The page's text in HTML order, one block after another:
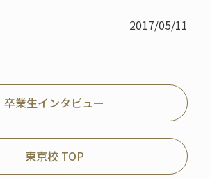
2017/05/11
卒業生インタビュー
東京校 TOP